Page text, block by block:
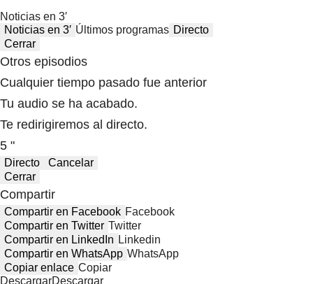
Noticias en 3′
Noticias en 3′ Últimos programas Directo
Cerrar
Otros episodios
Cualquier tiempo pasado fue anterior
Tu audio se ha acabado.
Te redirigiremos al directo.
5 "
Directo
Cancelar
Cerrar
Compartir
Compartir en Facebook Facebook
Compartir en Twitter Twitter
Compartir en LinkedIn Linkedin
Compartir en WhatsApp WhatsApp
Copiar enlace Copiar
DescargarDescargar